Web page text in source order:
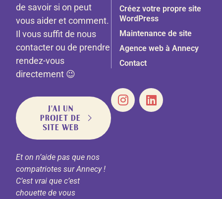
de savoir si on peut
vous aider et comment.
Il vous suffit de nous
contacter ou de prendre
rendez-vous
directement 😉
J'AI UN
PROJET DE
SITE WEB
Et on n’aide pas que nos
compatriotes sur Annecy !
C’est vrai que c’est
chouette de vous
Créez votre propre site
WordPress
Maintenance de site
Agence web à Annecy
Contact